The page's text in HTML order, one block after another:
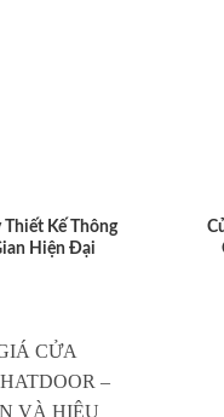
Thiết Kế Thông
Hiện Đại